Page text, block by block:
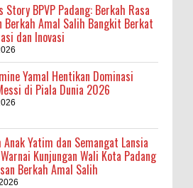
Story BPVP Padang: Berkah Rasa
Berkah Amal Salih Bangkit Berkat
dan Inovasi
Yamal Hentikan Dominasi
di Piala Dunia 2026
Anak Yatim dan Semangat Lansia
Kunjungan Wali Kota Padang
Berkah Amal Salih